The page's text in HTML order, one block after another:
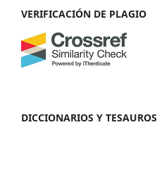
VERIFICACIÓN DE PLAGIO
DICCIONARIOS Y TESAUROS